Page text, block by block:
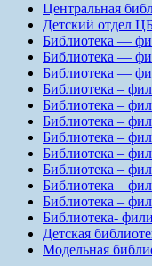
Центральная
Детский отдел
Библиотека —
Библиотека —
Библиотека —
Библиотека –
Библиотека –
Библиотека –
Библиотека –
Библиотека –
Библиотека –
Библиотека –
Библиотека –
Библиотека-
Детская
Модельная